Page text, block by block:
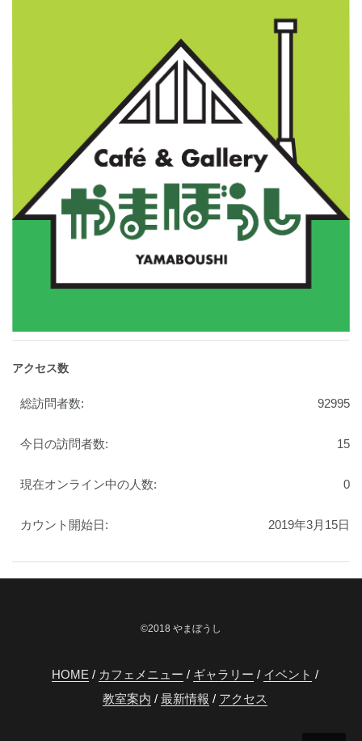
アクセス数
92995
総訪問者数:
15
今日の訪問者数:
0
現在オンライン中の人数:
2019年3月15日
カウント開始日:
©2018 やまぼうし
HOME カフェメニュー ギャラリー
イベント
教室案内
最新情報 アクセス